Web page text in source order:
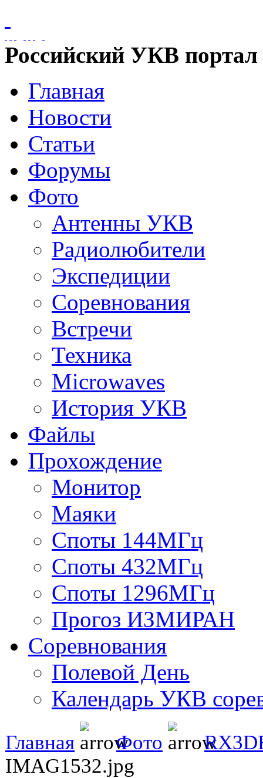
Российский УКВ портал
Главная
Новости
Статьи
Форумы
Фото
Антенны УКВ
Радиолюбители
Экспедиции
Соревнования
Встречи
Техника
Microwaves
История УКВ
Файлы
Прохождение
Монитор
Маяки
Споты 144МГц
Споты 432МГц
Споты 1296МГц
Прогоз ИЗМИРАН
Соревнования
Полевой День
Календарь УКВ
Главная Фото
IMAG1532.jpg